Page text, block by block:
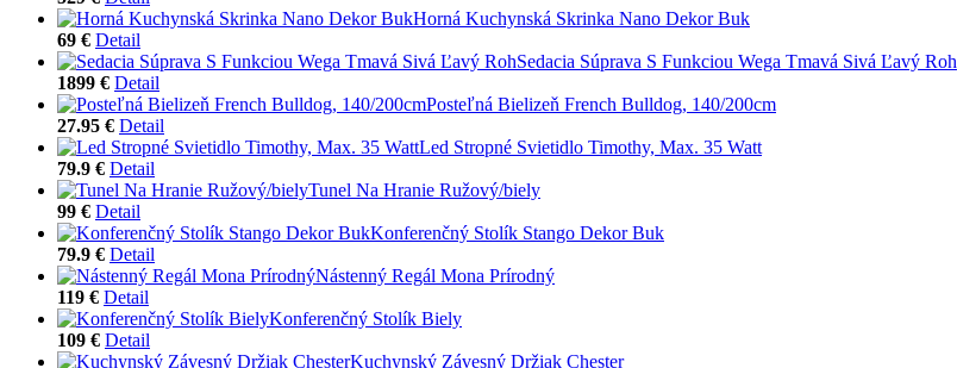
Horná Kuchynská Skrinka Nano Dekor Buk
69 € Detail
Sedacia Súprava S Funkciou Wega Tmavá Sivá Ľavý Roh
1899 € Detail
Posteľná Bielizeň French Bulldog, 140/200cm
27.95 € Detail
Led Stropné Svietidlo Timothy, Max. 35 Watt
79.9 € Detail
Tunel Na Hranie Ružový/biely
99 € Detail
Konferenčný Stolík Stango Dekor Buk
79.9 € Detail
Nástenný Regál Mona Prírodný
119 € Detail
Konferenčný Stolík Biely
109 € Detail
Kuchynský Závesný Držiak Chester